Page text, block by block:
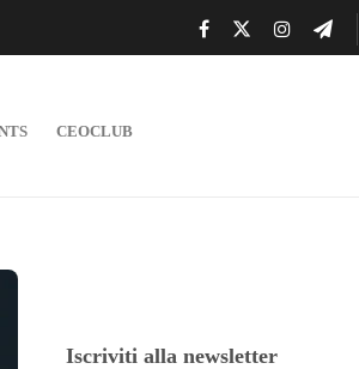
CEOCLUB
Iscriviti alla newsletter